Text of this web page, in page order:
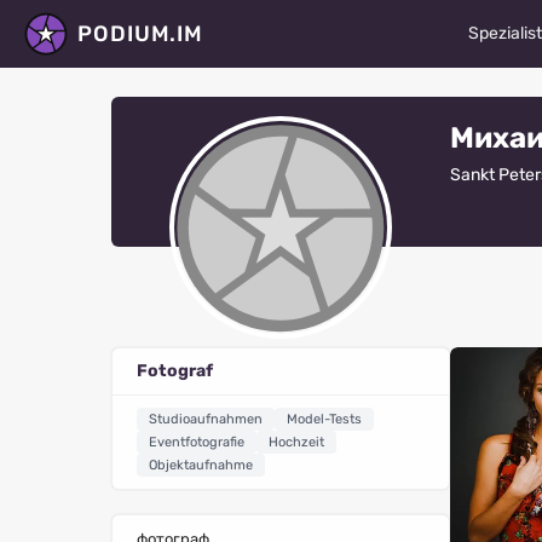
PODIUM.IM
Alle
Sankt
Fotograf
Studioaufnahmen
Model-Tests
Eventfotografie
Hochzeit
Objektaufnahme